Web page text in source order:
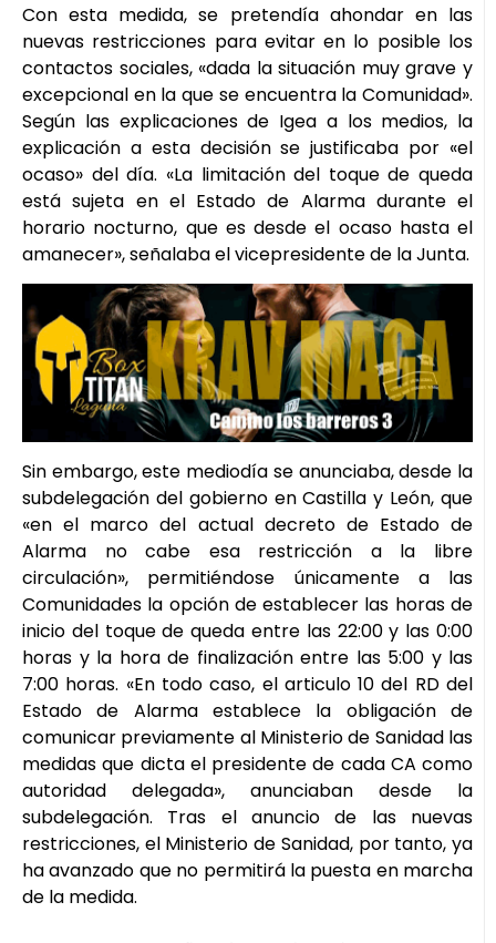
Con esta medida, se pretendía ahondar en las
nuevas restricciones para evitar en lo posible los
contactos sociales, «dada la situación muy grave y
excepcional en la que se encuentra la Comunidad».
Según las explicaciones de Igea a los medios, la
explicación a esta decisión se justificaba por «el
ocaso» del día. «La limitación del toque de queda
está sujeta en el Estado de Alarma durante el
horario nocturno, que es desde el ocaso hasta el
amanecer», señalaba el vicepresidente de la Junta.
Sin embargo, este mediodía se anunciaba, desde la
subdelegación del gobierno en Castilla y León, que
«en el marco del actual decreto de Estado de
Alarma no cabe esa restricción a la libre
circulación», permitiéndose únicamente a las
Comunidades la opción de establecer las horas de
inicio del toque de queda entre las 22:00 y las 0:00
horas y la hora de finalización entre las 5:00 y las
7:00 horas. «En todo caso, el articulo 10 del RD del
Estado de Alarma establece la obligación de
comunicar previamente al Ministerio de Sanidad las
medidas que dicta el presidente de cada CA como
autoridad delegada», anunciaban desde la
subdelegación. Tras el anuncio de las nuevas
restricciones, el Ministerio de Sanidad, por tanto, ya
ha avanzado que no permitirá la puesta en marcha
de la medida.